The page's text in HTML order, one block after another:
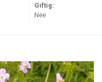
Giftig:
Nee